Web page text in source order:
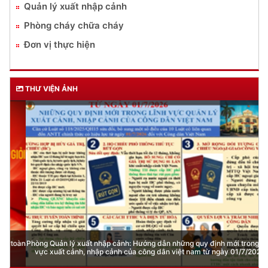
Quản lý xuất nhập cảnh
Phòng cháy chữa cháy
Đơn vị thực hiện
THƯ VIỆN ẢNH
Phòng Quản lý xuất nhập cảnh: Hướng dẫn những quy định mới trong lĩnh
vực xuất cảnh, nhập cảnh của công dân việt nam từ ngày 01/7/2026